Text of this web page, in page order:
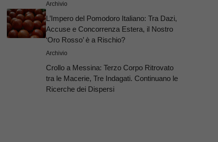
Archivio
L’Impero del Pomodoro Italiano: Tra Dazi,
Accuse e Concorrenza Estera, il Nostro
‘Oro Rosso’ è a Rischio?
Archivio
Crollo a Messina: Terzo Corpo Ritrovato
tra le Macerie, Tre Indagati. Continuano le
Ricerche dei Dispersi